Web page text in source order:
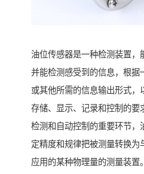
油位传感器是一种检测装置，
并能检测感受到的信息，根据
或其他所需的信息输出形式，
存储、显示、记录和控制的要
检测和自动控制的重要环节，
定精度和规律把被测量转换为
应用的某种物理量的测量装置。